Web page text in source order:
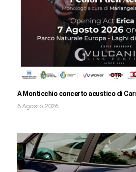
A Monticchio concerto acustico di
6 Agosto 2026